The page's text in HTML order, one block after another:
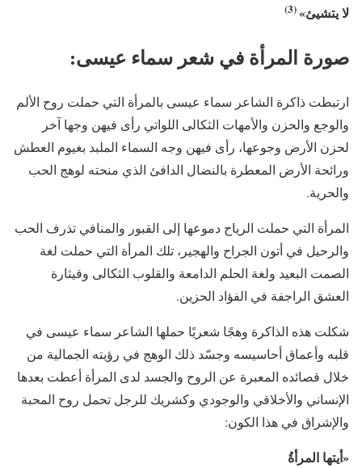
لايتشيئ»(
3)
صورة المرأة في شعر سماء عيسى:
ارتبطت ذاكرة الشاعر سماء عيسى بالمرأة التي حملت روح الألم
والوجع والحزن والأمهات الثكالى اللواتي رأى فيهن وجها آخر
لحزن الأرض وجوعها، رأى فيهن وجه السماء الملبد بغيوم العطش
ورائحة الأرض المعطرة بالنضال الدافئ الذي منحته لوهج الحب
والحرية.
المرأة التي حملت الرياح دموعها إلى القبور والمنافي تذرف الحب
والرحيل في أتون الجراح والهجير، تلك المرأة التي حملت لغة
الصمت البعيد ولغة الحلم الدامعة والقلوب الثكالى وقيثارة
العشق الراجفة في الفؤاد الحزين.
شكلت هذه الذاكرة وهجًا شعريًا حملها الشاعر سماء عيسى في
قلبه وأعماق أحاسيسه وجسّد ذلك الوهج في رؤيته الجمالية من
خلال قصائده المعبرة عن الروح والجسد لدى المرأة أعطت بعدها
الإنساني والأخلاقي والوجودي وكشريك للرجل تحمل روح المحبة
والإشراق في هذا الكون:
«أيتها المرأةُ